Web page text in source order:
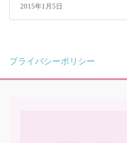
2015年1月5日
プライバシーポリシー